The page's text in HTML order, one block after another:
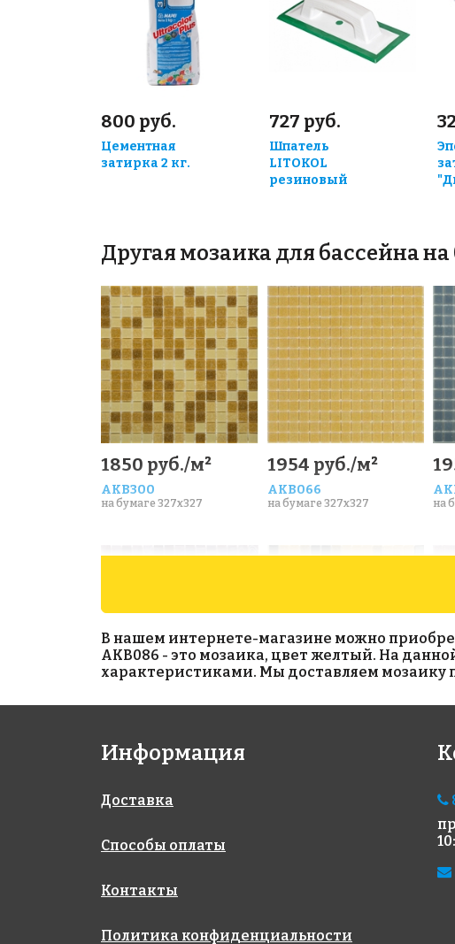
800 руб.
Цементная
затирка 2 кг.
727 руб.
Шпатель
LITOKOL
резиновый
Другая мозаика для бассейна на
1850 руб./м²
AKB300
на бумаге 327x327
1954 руб./м²
AKB066
на бумаге 327x327 на
JNJ 05.125
на бумаге 327x327 на
В нашем интернете-магазине можно
AKB086 - это мозаика, цвет желтый. На
характеристиками. Мы доставляем мозаику
Информация
Доставка
Способы оплаты
Контакты
Политика конфиденциальности